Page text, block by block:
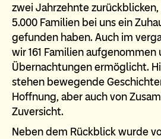
zwei Jahrzehnte
5.000 Familien bei uns ein
gefunden haben. Auch im
wir 161 Familien aufgenommen
Übernachtungen ermöglicht.
stehen bewegende
Hoffnung, aber auch von
Zuversicht.
Neben dem Rückblick wurde